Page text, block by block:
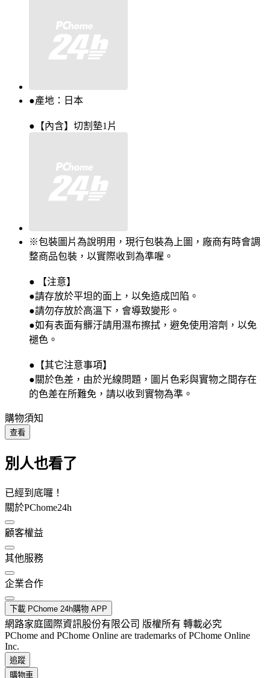
●產地：日本
●【內含】切割墊1片
※包裝圖片為說明用，現行包裝為上圖，廠商有時會調
整商品包裝，以實際收到為準喔。
● 【注意】
●請存放於平坦的面上，以免造成凹陷。
●請勿存放於高溫下，會導致變形。
●如有表面有髒汙請用濕布擦拭，避免使用溶劑，以免
褪色。
●【其它注意事項】
●關於色差，由於光線問題，圖片色彩與實物之間存在
的色差在所難免，請以收到實物為準。
購物須知
查看
別人也看了
已經到底囉！
關於PChome24h
顧客權益
其他服務
企業合作
下載 PChome 24h購物 APP
網路家庭國際資訊股份有限公司 版權所有 轉載必究
PChome and PChome Online are trademarks of PChome Online
Inc.
追蹤
購物車